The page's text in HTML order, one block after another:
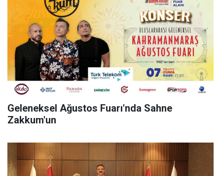
Geleneksel Ağustos Fuarı'nda Sahne
Zakkum'un